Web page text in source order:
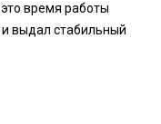
время работы
выдал стабильный